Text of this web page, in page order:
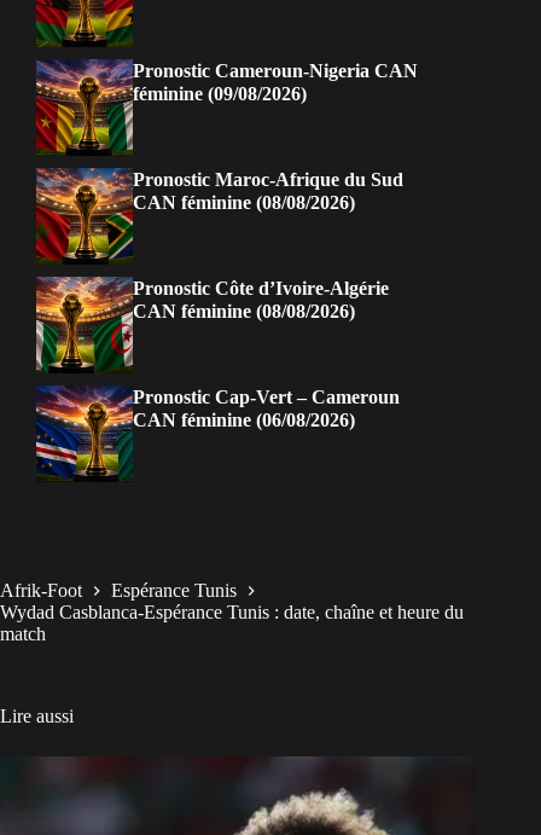
Pronostic Cameroun-Nigeria CAN
féminine (09/08/2026)
Pronostic Maroc-Afrique du Sud
CAN féminine (08/08/2026)
Pronostic Côte d’Ivoire-Algérie
CAN féminine (08/08/2026)
Pronostic Cap-Vert – Cameroun
CAN féminine (06/08/2026)
Afrik-Foot
Espérance Tunis
Wydad Casblanca-Espérance Tunis : date, chaîne et heure du
match
Lire aussi